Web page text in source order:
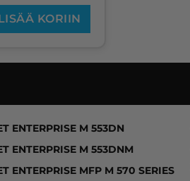
KORIIN
ENTERPRISE M 553DN
ENTERPRISE M 553DNM
ENTERPRISE MFP M 570 SERIES